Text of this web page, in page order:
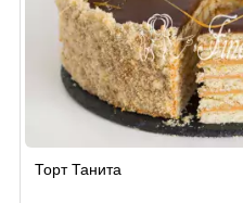
по
Торт Танита